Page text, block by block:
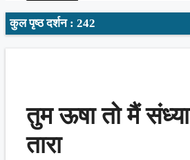
कुल पृष्ठ दर्शन : 242
तुम ऊषा तो मैं संध्या
तारा